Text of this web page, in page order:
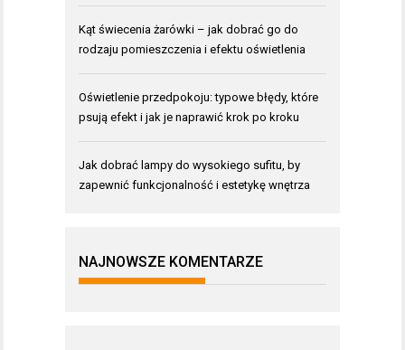
Kąt świecenia żarówki – jak dobrać go do
rodzaju pomieszczenia i efektu oświetlenia
Oświetlenie przedpokoju: typowe błędy, które
psują efekt i jak je naprawić krok po kroku
Jak dobrać lampy do wysokiego sufitu, by
zapewnić funkcjonalność i estetykę wnętrza
NAJNOWSZE KOMENTARZE